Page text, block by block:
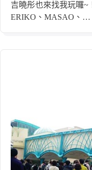
吉曉彤也來找我玩囉~
ERIKO、MASAO、…